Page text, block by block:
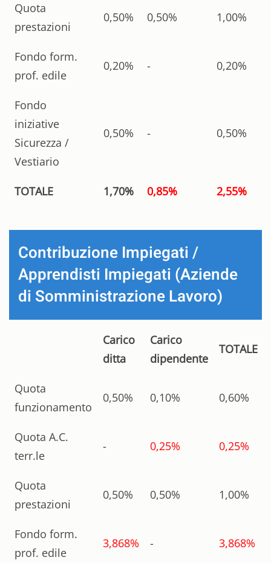
Quota
prestazioni
0,50% 0,50% 1,00%
Fondo form.
prof. edile
0,20% - 0,20%
Fondo
iniziative
Sicurezza /
Vestiario
0,50% - 0,50%
TOTALE 1,70% 0,85% 2,55%
Contribuzione Impiegati /
Apprendisti Impiegati (Aziende
di Somministrazione Lavoro)
Carico
ditta
Carico
dipendente
TOTALE
Quota
funzionamento
0,50% 0,10% 0,60%
Quota A.C.
terr.le
- 0,25% 0,25%
Quota
prestazioni
0,50% 0,50% 1,00%
Fondo form.
prof. edile
3,868% - 3,868%